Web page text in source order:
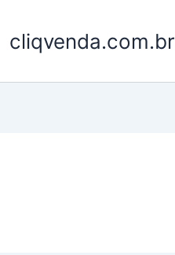
cliqvenda.com.br